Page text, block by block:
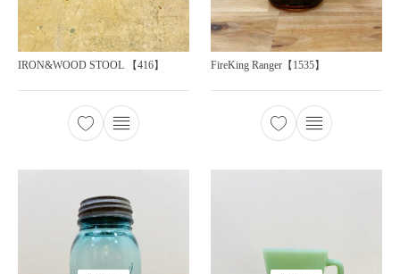
IRON&WOOD STOOL 【416】 FireKing Ranger【1535】